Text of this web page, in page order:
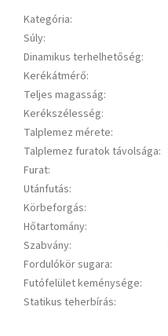
Kategória:
Súly:
Dinamikus terhelhetőség:
Kerékátmérő:
Teljes magasság:
Kerékszélesség:
Talplemez mérete:
Talplemez furatok távolsága:
Furat:
Utánfutás:
Körbeforgás:
Hőtartomány:
Szabvány:
Fordulókör sugara:
Futófelület keménysége:
Statikus teherbírás: